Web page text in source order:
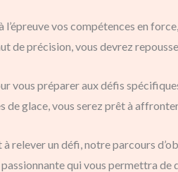
vos compétences en
de précision, vous devrez
vous préparer aux défis
de glace, vous serez prêt à
relever un défi, notre parcours
qui vous permettra